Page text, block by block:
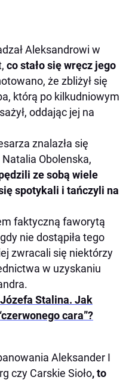
Aleksandrowi w
co stało się wręcz jego
że zbliżył się
którą po kilkudniowym
oddając jej na
znalazła się
Obolenska,
ze sobą wiele
spotykali i tańczyli na
faktyczną faworytą
nie dostąpiła tego
zwracali się niektórzy
w uzyskaniu
Stalina. Jak
cara”?
Aleksander I
czy Carskie Sioło, to